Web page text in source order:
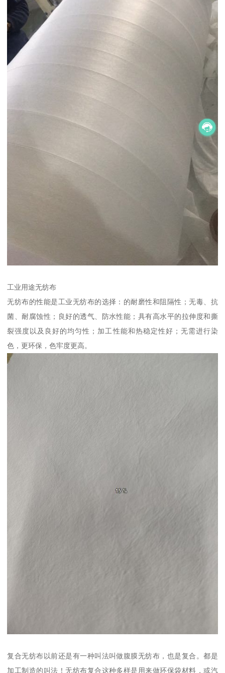
工业用途无纺布
无纺布的性能是工业无纺布的选择：的耐磨性和阻隔性；无毒、抗
菌、耐腐蚀性；良好的透气、防水性能；具有高水平的拉伸度和撕
裂强度以及良好的均匀性；加工性能和热稳定性好；无需进行染
色，更环保，色牢度更高。
复合无纺布以前还是有一种叫法叫做腹膜无纺布，也是复合。都是
加工制造的叫法！无纺布复合这种多样是用来做环保袋材料，或汽